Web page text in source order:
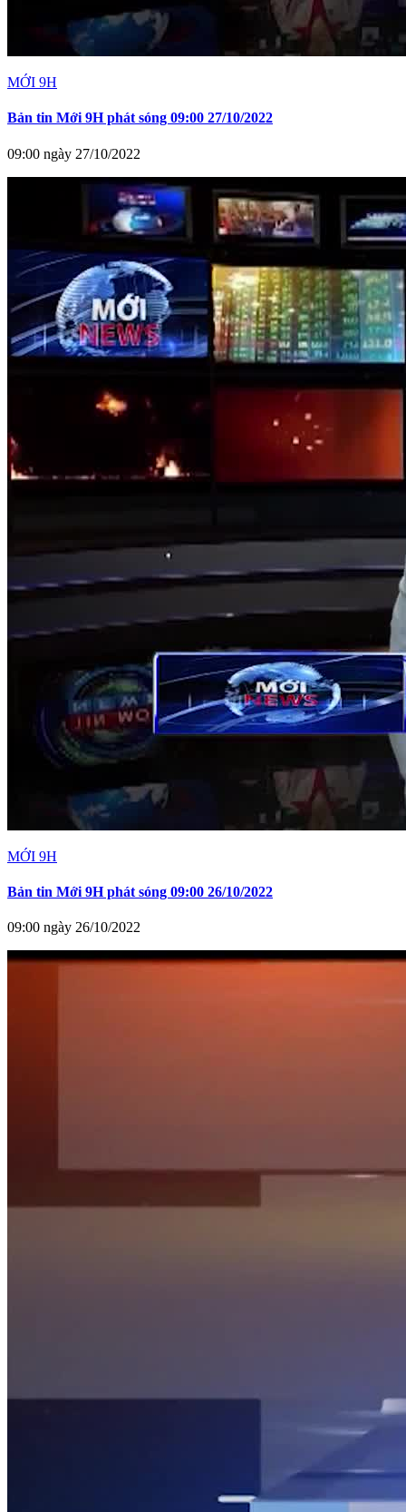
MỚI 9H
Bản tin Mới 9H phát sóng 09:00 27/10/2022
09:00 ngày 27/10/2022
MỚI 9H
Bản tin Mới 9H phát sóng 09:00 26/10/2022
09:00 ngày 26/10/2022